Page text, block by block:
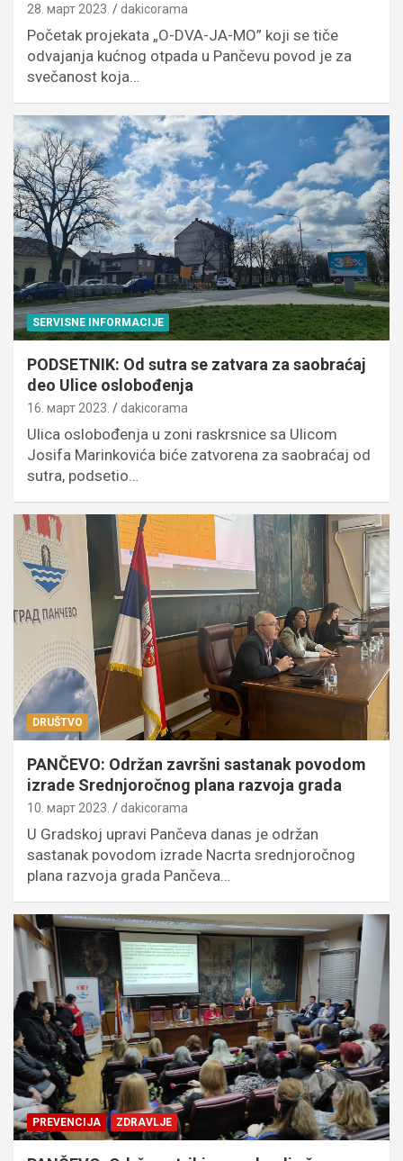
28. март 2023. dakicorama
Početak projekata „O-DVA-JA-MO” koji se tiče
odvajanja kućnog otpada u Pančevu povod je za
svečanost koja…
SERVISNE INFORMACIJE
PODSETNIK: Od sutra se zatvara za saobraćaj
deo Ulice oslobođenja
16. март 2023. dakicorama
Ulica oslobođenja u zoni raskrsnice sa Ulicom
Josifa Marinkovića biće zatvorena za saobraćaj od
sutra, podsetio…
DRUŠTVO
PANČEVO: Održan završni sastanak povodom
izrade Srednjoročnog plana razvoja grada
10. март 2023. dakicorama
U Gradskoj upravi Pančeva danas je održan
sastanak povodom izrade Nacrta srednjoročnog
plana razvoja grada Pančeva…
PREVENCIJA ZDRAVLJE